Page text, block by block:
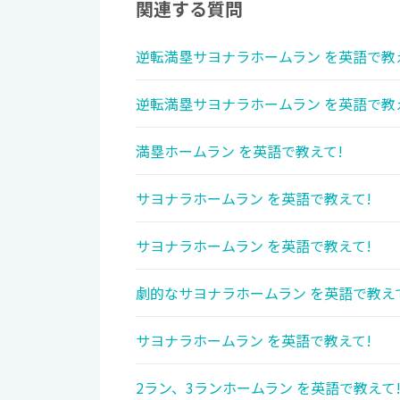
関連する質問
逆転満塁サヨナラホームラン を英語で教
逆転満塁サヨナラホームラン を英語で教
満塁ホームラン を英語で教えて!
サヨナラホームラン を英語で教えて!
サヨナラホームラン を英語で教えて!
劇的なサヨナラホームラン を英語で教え
サヨナラホームラン を英語で教えて!
2ラン、3ランホームラン を英語で教えて!